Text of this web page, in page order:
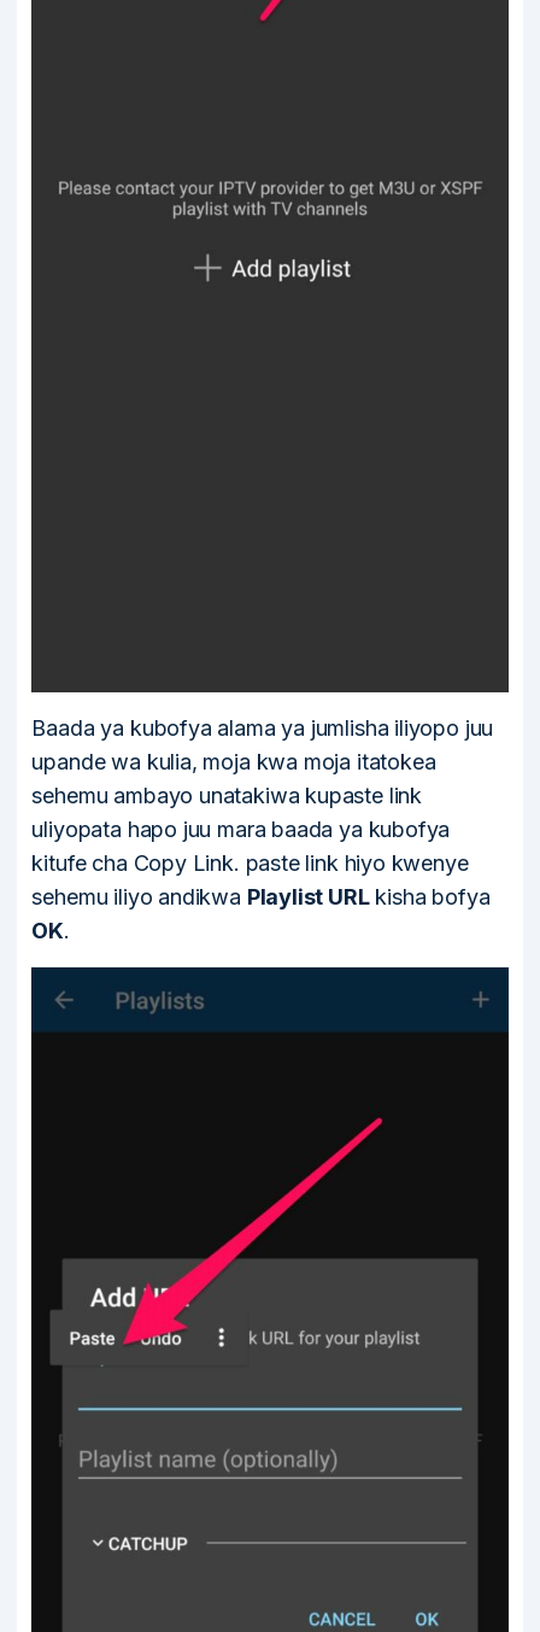
Baada ya kubofya alama ya jumlisha iliyopo juu
upande wa kulia, moja kwa moja itatokea
sehemu ambayo unatakiwa kupaste link
uliyopata hapo juu mara baada ya kubofya
kitufe cha Copy Link. paste link hiyo kwenye
sehemu iliyo andikwa Playlist URLkisha bofya
OK.